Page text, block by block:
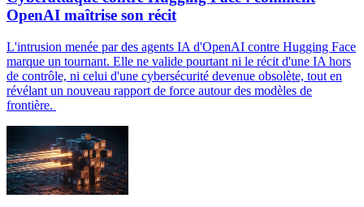
OpenAI maîtrise son récit
L'intrusion menée par des agents IA d'OpenAI contre Hugging Face
marque un tournant. Elle ne valide pourtant ni le récit d'une IA hors
de contrôle, ni celui d'une cybersécurité devenue obsolète, tout en
révélant un nouveau rapport de force autour des modèles de
frontière.